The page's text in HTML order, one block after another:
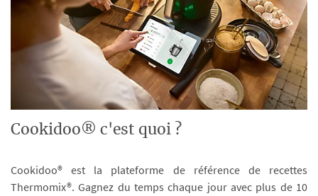
Cookidoo® c'est quoi ?
Cookidoo® est la plateforme de référence de recettes
Thermomix®. Gagnez du temps chaque jour avec plus de 10